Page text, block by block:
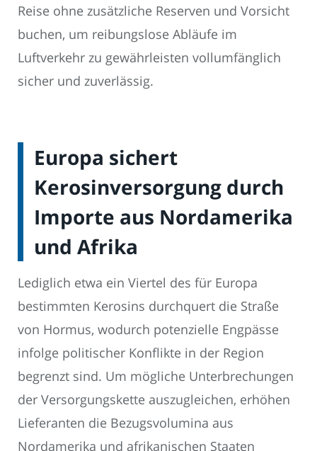
Reise ohne zusätzliche Reserven und Vorsicht
buchen, um reibungslose Abläufe im
Luftverkehr zu gewährleisten vollumfänglich
sicher und zuverlässig.
Europa sichert
Kerosinversorgung durch
Importe aus Nordamerika
und Afrika
Lediglich etwa ein Viertel des für Europa
bestimmten Kerosins durchquert die Straße
von Hormus, wodurch potenzielle Engpässe
infolge politischer Konflikte in der Region
begrenzt sind. Um mögliche Unterbrechungen
der Versorgungskette auszugleichen, erhöhen
Lieferanten die Bezugsvolumina aus
Nordamerika und afrikanischen Staaten